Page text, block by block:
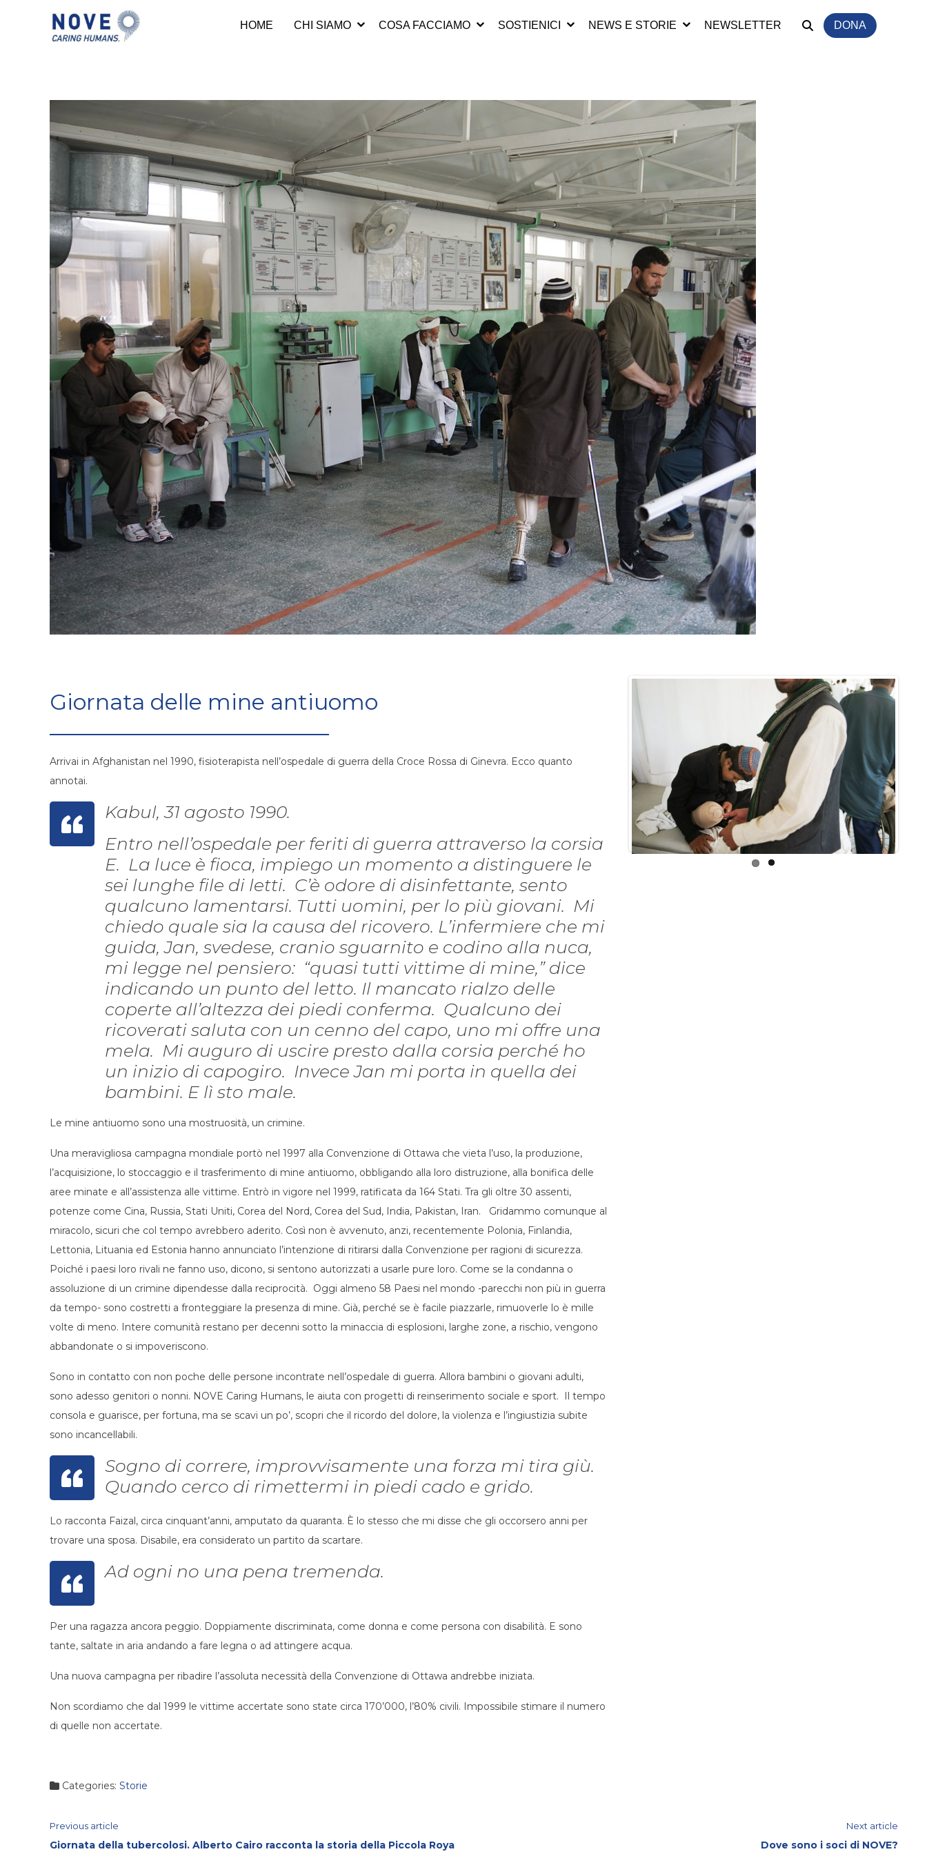
HOME CHI SIAMO COSA FACCIAMO SOSTIENICI NEWS E STORIE NEWSLETTER DONA
Giornata delle mine antiuomo
Arrivai in Afghanistan nel 1990, fisioterapista nell’ospedale di guerra della Croce Rossa di Ginevra. Ecco quanto
annotai.
Kabul, 31 agosto 1990.
Entro nell’ospedale per feriti di guerra attraverso la corsia
E. La luce è fioca, impiego un momento a distinguere le
sei lunghe file di letti. C’è odore di disinfettante, sento
qualcuno lamentarsi. Tutti uomini, per lo più giovani. Mi
chiedo quale sia la causa del ricovero. L’infermiere che mi
guida, Jan, svedese, cranio sguarnito e codino alla nuca,
mi legge nel pensiero: “quasi tutti vittime di mine,” dice
indicando un punto del letto. Il mancato rialzo delle
coperte all’altezza dei piedi conferma. Qualcuno dei
ricoverati saluta con un cenno del capo, uno mi offre una
mela. Mi auguro di uscire presto dalla corsia perché ho
un inizio di capogiro. Invece Jan mi porta in quella dei
bambini. E lì sto male.
Le mine antiuomo sono una mostruosità, un crimine.
Una meravigliosa campagna mondiale portò nel 1997 alla Convenzione di Ottawa che vieta l’uso, la produzione,
l’acquisizione, lo stoccaggio e il trasferimento di mine antiuomo, obbligando alla loro distruzione, alla bonifica delle
aree minate e all’assistenza alle vittime. Entrò in vigore nel 1999, ratificata da 164 Stati. Tra gli oltre 30 assenti,
potenze come Cina, Russia, Stati Uniti, Corea del Nord, Corea del Sud, India, Pakistan, Iran. Gridammo comunque al
miracolo, sicuri che col tempo avrebbero aderito. Così non è avvenuto, anzi, recentemente Polonia, Finlandia,
Lettonia, Lituania ed Estonia hanno annunciato l’intenzione di ritirarsi dalla Convenzione per ragioni di sicurezza.
Poiché i paesi loro rivali ne fanno uso, dicono, si sentono autorizzati a usarle pure loro. Come se la condanna o
assoluzione di un crimine dipendesse dalla reciprocità. Oggi almeno 58 Paesi nel mondo -parecchi non più in guerra
da tempo- sono costretti a fronteggiare la presenza di mine. Già, perché se è facile piazzarle, rimuoverle lo è mille
volte di meno. Intere comunità restano per decenni sotto la minaccia di esplosioni, larghe zone, a rischio, vengono
abbandonate o si impoveriscono.
Sono in contatto con non poche delle persone incontrate nell’ospedale di guerra. Allora bambini o giovani adulti,
sono adesso genitori o nonni. NOVE Caring Humans, le aiuta con progetti di reinserimento sociale e sport. Il tempo
consola e guarisce, per fortuna, ma se scavi un po’, scopri che il ricordo del dolore, la violenza e l’ingiustizia subite
sono incancellabili.
Sogno di correre, improvvisamente una forza mi tira giù.
Quando cerco di rimettermi in piedi cado e grido.
Lo racconta Faizal, circa cinquant’anni, amputato da quaranta. È lo stesso che mi disse che gli occorsero anni per
trovare una sposa. Disabile, era considerato un partito da scartare.
Ad ogni no una pena tremenda.
Per una ragazza ancora peggio. Doppiamente discriminata, come donna e come persona con disabilità. E sono
tante, saltate in aria andando a fare legna o ad attingere acqua.
Una nuova campagna per ribadire l’assoluta necessità della Convenzione di Ottawa andrebbe iniziata.
Non scordiamo che dal 1999 le vittime accertate sono state circa 170’000, l’80% civili. Impossibile stimare il numero
di quelle non accertate.
Categories: Storie
Continue
Previous article
Giornata della tubercolosi. Alberto Cairo racconta la storia della Piccola Roya
Next article
Dove sono i soci di NOVE?